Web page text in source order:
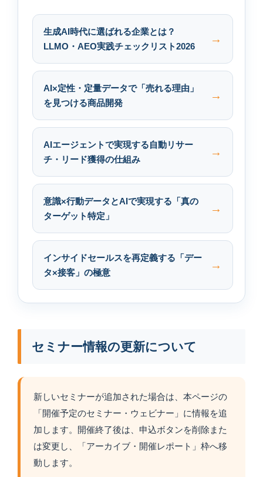
生成AI時代に選ばれる企業とは？
LLMO・AEO実践チェックリスト2026
AI×定性・定量データで「売れる理由」
を見つける商品開発
AIエージェントで実現する自動リサー
チ・リード獲得の仕組み
意識×行動データとAIで実現する「真の
ターゲット特定」
インサイドセールスを再定義する「デー
タ×接客」の極意
セミナー情報の更新について
新しいセミナーが追加された場合は、本ページの
「開催予定のセミナー・ウェビナー」に情報を追
加します。開催終了後は、申込ボタンを削除また
は変更し、「アーカイブ・開催レポート」枠へ移
動します。